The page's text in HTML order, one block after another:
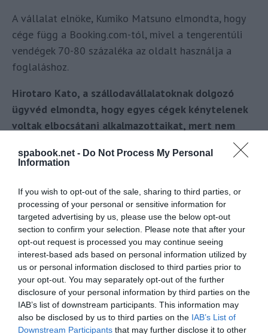
spabook.net - Do Not Process My Personal
Information
If you wish to opt-out of the sale, sharing to third parties, or
processing of your personal or sensitive information for
targeted advertising by us, please use the below opt-out
section to confirm your selection. Please note that after your
opt-out request is processed you may continue seeing
interest-based ads based on personal information utilized by
us or personal information disclosed to third parties prior to
your opt-out. You may separately opt-out of the further
disclosure of your personal information by third parties on the
IAB’s list of downstream participants. This information may
also be disclosed by us to third parties on the IAB’s List of
Downstream Participants that may further disclose it to other
A vállalat elnöke, Kumiko Matsuno elmondta, hogy
cége függ a Booking.com-tól, mivel a tengerentúli
vendégek 70-80 százaléka az oldalt használja a
foglaláshoz.
Hirotaro Kato, a szállodavállalatoknak dolgozó
ügyvéd elmondta, hogy egyes cégek kénytelenek
voltak elbocsátani alkalmazottaikat, mert nem
Felszólította az alperest, hogy gyorsan reagáljon,
A Booking.com japán részlegének egy tisztviselője
nem kívánt nyilatkozni arra hivatkozva, hogy a cég
még nem olvasta a keresetet. A tisztviselő
ugyanakkor elismerte, hogy néhány szállásadó nem
kapta meg a pénzét egy informatikai probléma miatt,
de azt mondta, hogy a legtöbb kifizetés már
újraindult. A cég bocsánatot kért a bajba jutott
cégektől.